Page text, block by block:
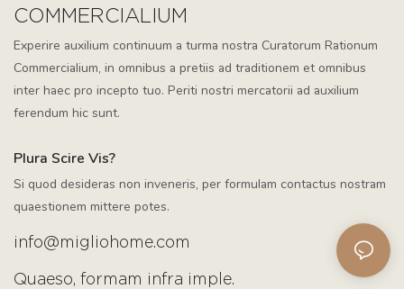
COMMERCIALIUM
Experire auxilium continuum a turma nostra Curatorum Rationum
Commercialium, in omnibus a pretiis ad traditionem et omnibus
inter haec pro incepto tuo. Periti nostri mercatorii ad auxilium
ferendum hic sunt.
Plura Scire Vis?
Si quod desideras non inveneris, per formulam contactus nostram
quaestionem mittere potes.
info@migliohome.com
Quaeso, formam infra imple.